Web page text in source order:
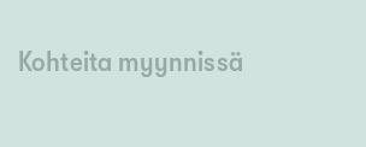
Kohteita myynnissä